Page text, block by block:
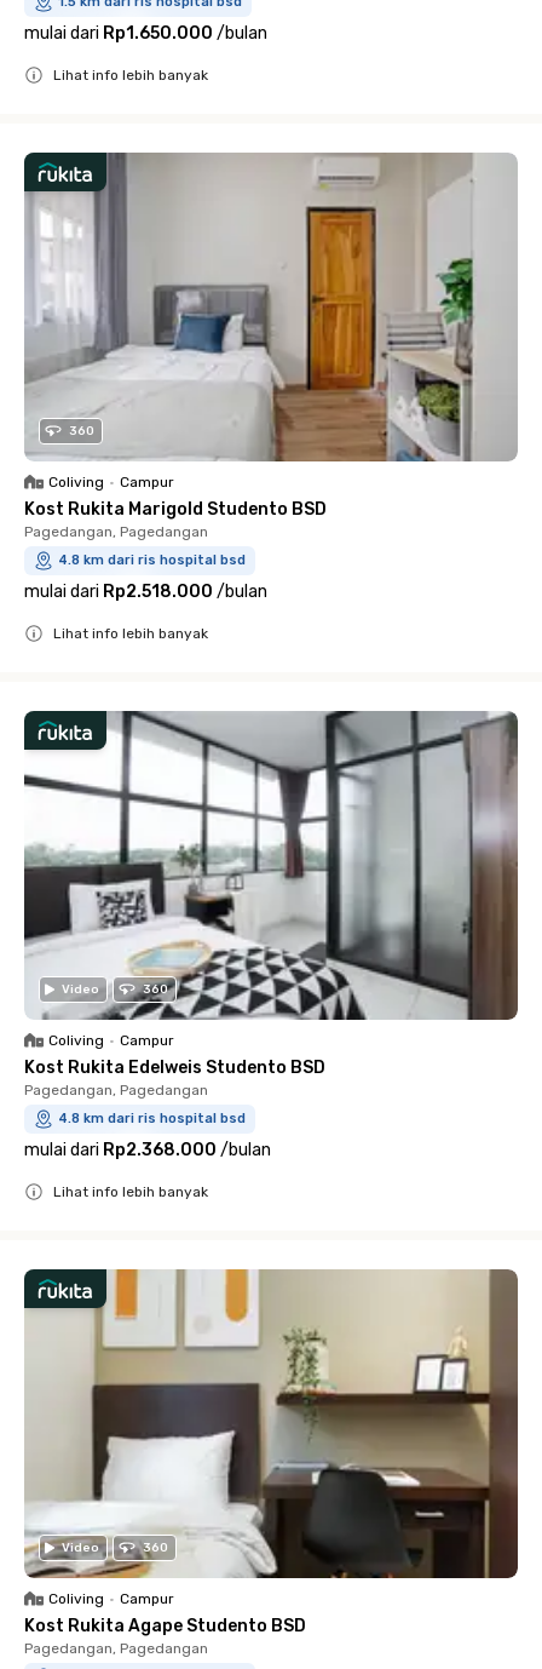
mulai dari Rp1.650.000 /bulan
Lihat info lebih banyak
360
Coliving • Campur
Kost Rukita Marigold Studento BSD
Pagedangan, Pagedangan
4.8 km dari ris hospital bsd
mulai dari Rp2.518.000 /bulan
Lihat info lebih banyak
Video 360
Coliving • Campur
Kost Rukita Edelweis Studento BSD
Pagedangan, Pagedangan
4.8 km dari ris hospital bsd
mulai dari Rp2.368.000 /bulan
Lihat info lebih banyak
Video 360
Coliving • Campur
Kost Rukita Agape Studento BSD
Pagedangan, Pagedangan